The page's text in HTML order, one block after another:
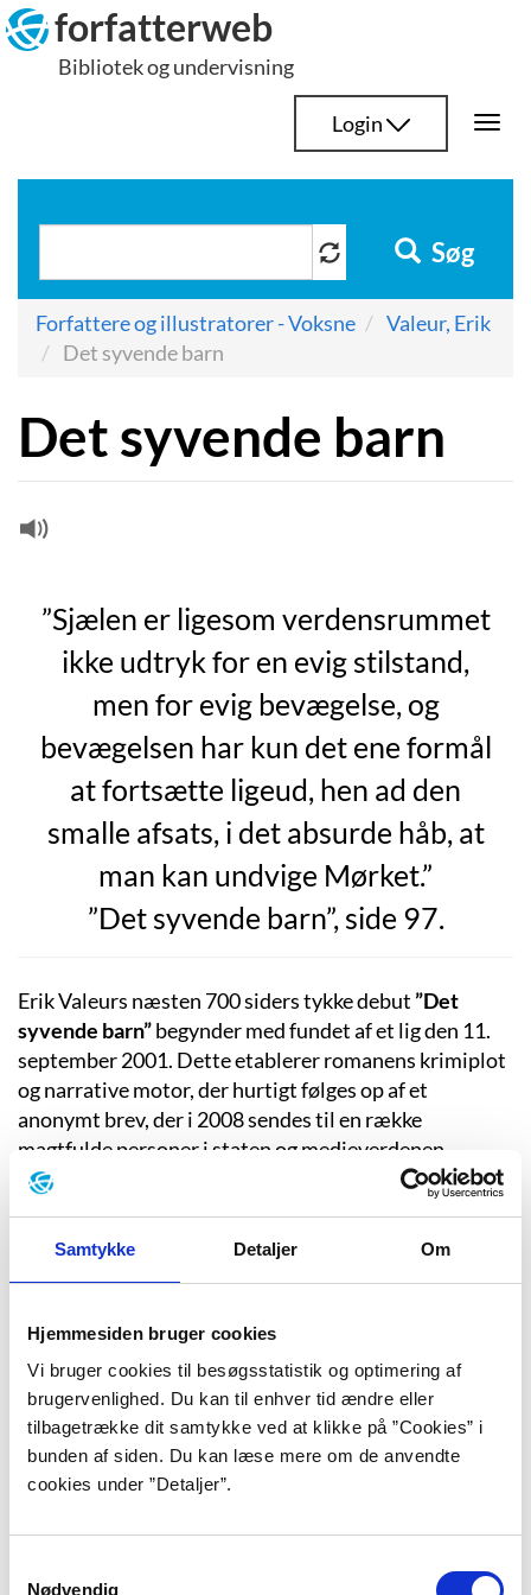
Samtykke Detaljer Om
Hjemmesiden bruger cookies
Vi bruger cookies til besøgsstatistik og optimering af
brugervenlighed. Du kan til enhver tid ændre eller
tilbagetrække dit samtykke ved at klikke på ”Cookies” i
bunden af siden. Du kan læse mere om de anvendte
cookies under ”Detaljer”.
Nødvendig
Hop
til
indhold
forfatterweb
Bibliotek og undervisning
Login
Søg
Forfattere og illustratorer - Voksne
Valeur, Erik
Det syvende barn
Det syvende barn
”Sjælen er ligesom verdensrummet
ikke udtryk for en evig stilstand,
men for evig bevægelse, og
bevægelsen har kun det ene formål
at fortsætte ligeud, hen ad den
smalle afsats, i det absurde håb, at
man kan undvige Mørket.”
”Det syvende barn”, side 97.
Erik Valeurs næsten 700 siders tykke debut”Det
syvende barn”begynder med fundet af et lig den 11.
september 2001. Dette etablerer romanens krimiplot
og narrative motor, der hurtigt følges op af et
anonymt brev, der i 2008 sendes til en række
magtfulde personer i staten og medieverdenen.
Brevet indeholder udover en barnesok og et foto af
børn med underteksten: ” De syv små dværge – fem
drenge og to piger – bor på Elefantstuen og er alle parate til
brev skaber angst og uro blandt en række magtfulde
Ole Almind-Enevold, og får journalisten Knud Tåsing
fra dagbladet Fri Weekend til at skrive en artikel, der
mere end antyder, at det hæderkronede børnehjem
især i efterkrigsårene har været brugt til at skaffe
Skjuler spædbørnshjemmet Villa Kongslund